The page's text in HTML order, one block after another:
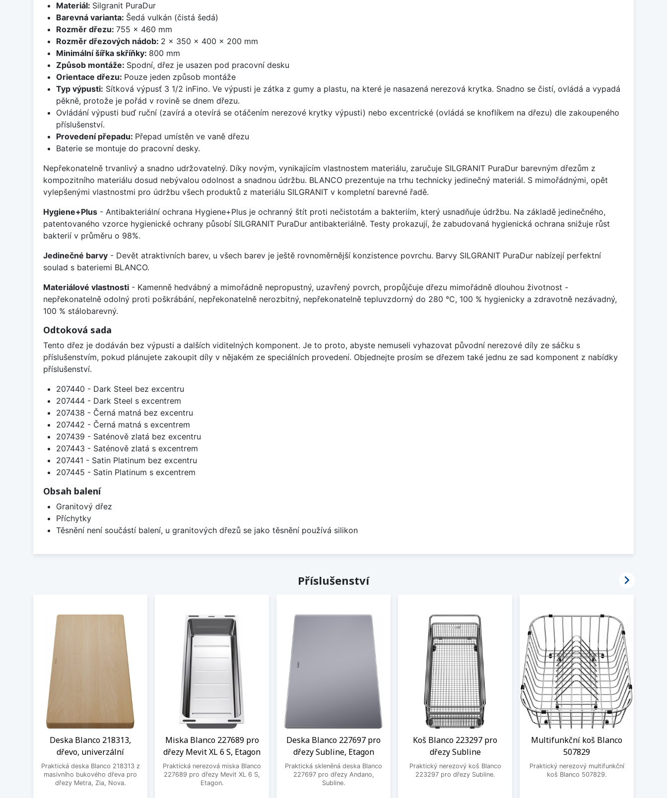
Materiál: Silgranit PuraDur
Barevná varianta: Šedá vulkán (čistá šedá)
Rozměr dřezu: 755 x 460 mm
Rozměr dřezových nádob: 2 x 350 x 400 x 200 mm
Minimální šířka skříňky: 800 mm
Způsob montáže: Spodní, dřez je usazen pod pracovní desku
Orientace dřezu: Pouze jeden způsob montáže
Typ výpusti: Sítková výpusť 3 1/2 inFino. Ve výpusti je zátka z gumy a plastu, na které je nasazená nerezová krytka. Snadno se čistí, ovládá a vypadá
pěkně, protože je pořád v rovině se dnem dřezu.
Ovládání výpusti buď ruční (zavírá a otevírá se otáčením nerezové krytky výpusti) nebo excentrické (ovládá se knoflíkem na dřezu) dle zakoupeného
příslušenství.
Provedení přepadu: Přepad umístěn ve vaně dřezu
Baterie se montuje do pracovní desky.
Nepřekonatelně trvanlivý a snadno udržovatelný. Díky novým, vynikajícím vlastnostem materiálu, zaručuje SILGRANIT PuraDur barevným dřezům z
kompozitního materiálu dosud nebývalou odolnost a snadnou údržbu. BLANCO prezentuje na trhu technicky jedinečný materiál. S mimořádnými, opět
vylepšenými vlastnostmi pro údržbu všech produktů z materiálu SILGRANIT v kompletní barevné řadě.
Hygiene+Plus - Antibakteriální ochrana Hygiene+Plus je ochranný štít proti nečistotám a bakteriím, který usnadňuje údržbu. Na základě jedinečného,
patentovaného vzorce hygienické ochrany působí SILGRANIT PuraDur antibakteriálně. Testy prokazují, že zabudovaná hygienická ochrana snižuje růst
bakterií v průměru o 98%.
Jedinečné barvy - Devět atraktivních barev, u všech barev je ještě rovnoměrnější konzistence povrchu. Barvy SILGRANIT PuraDur nabízejí perfektní
soulad s bateriemi BLANCO.
Materiálové vlastnosti - Kamenně hedvábný a mimořádně nepropustný, uzavřený povrch, propůjčuje dřezu mimořádně dlouhou životnost -
nepřekonatelně odolný proti poškrábání, nepřekonatelně nerozbitný, nepřekonatelně tepluvzdorný do 280 °C, 100 % hygienicky a zdravotně nezávadný,
100 % stálobarevný.
Odtoková sada
Tento dřez je dodáván bez výpusti a dalších viditelných komponent. Je to proto, abyste nemuseli vyhazovat původní nerezové díly ze sáčku s
příslušenstvím, pokud plánujete zakoupit díly v nějakém ze speciálních provedení. Objednejte prosím se dřezem také jednu ze sad komponent z nabídky
příslušenství.
207440 - Dark Steel bez excentru
207444 - Dark Steel s excentrem
207438 - Černá matná bez excentru
207442 - Černá matná s excentrem
207439 - Saténově zlatá bez excentru
207443 - Saténově zlatá s excentrem
207441 - Satin Platinum bez excentru
207445 - Satin Platinum s excentrem
Obsah balení
Granitový dřez
Příchytky
Těsnění není součástí balení, u granitových dřezů se jako těsnění používá silikon
Příslušenství
Deska Blanco 218313,
dřevo, univerzální
Praktická deska Blanco 218313 z
masivního bukového dřeva pro
dřezy Metra, Zia, Nova.
Miska Blanco 227689 pro
dřezy Mevit XL 6 S, Etagon
Praktická nerezová miska Blanco
227689 pro dřezy Mevit XL 6 S,
Etagon.
Deska Blanco 227697 pro
dřezy Subline, Etagon
Praktická skleněná deska Blanco
227697 pro dřezy Andano,
Subline.
Koš Blanco 223297 pro
dřezy Subline
Praktický nerezový koš Blanco
223297 pro dřezy Subline.
Multifunkční koš Blanco
507829
Praktický nerezový multifunkční
koš Blanco 507829.
